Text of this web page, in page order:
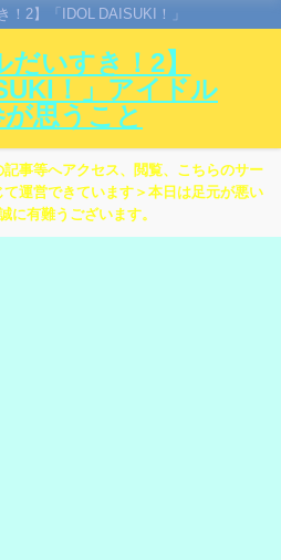
！2】「IDOL DAISUKI！」
だいすき！2】
！」アイドル
思うこと
事等へアクセス、閲覧、こちらのサー
運営できています＞本日は足元が悪い
に有難うございます。